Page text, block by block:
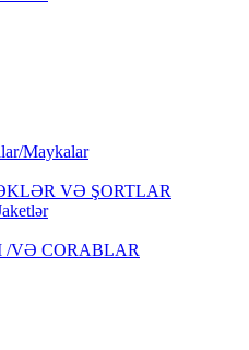
Maykalar
VƏ ŞORTLAR
/VƏ CORABLAR